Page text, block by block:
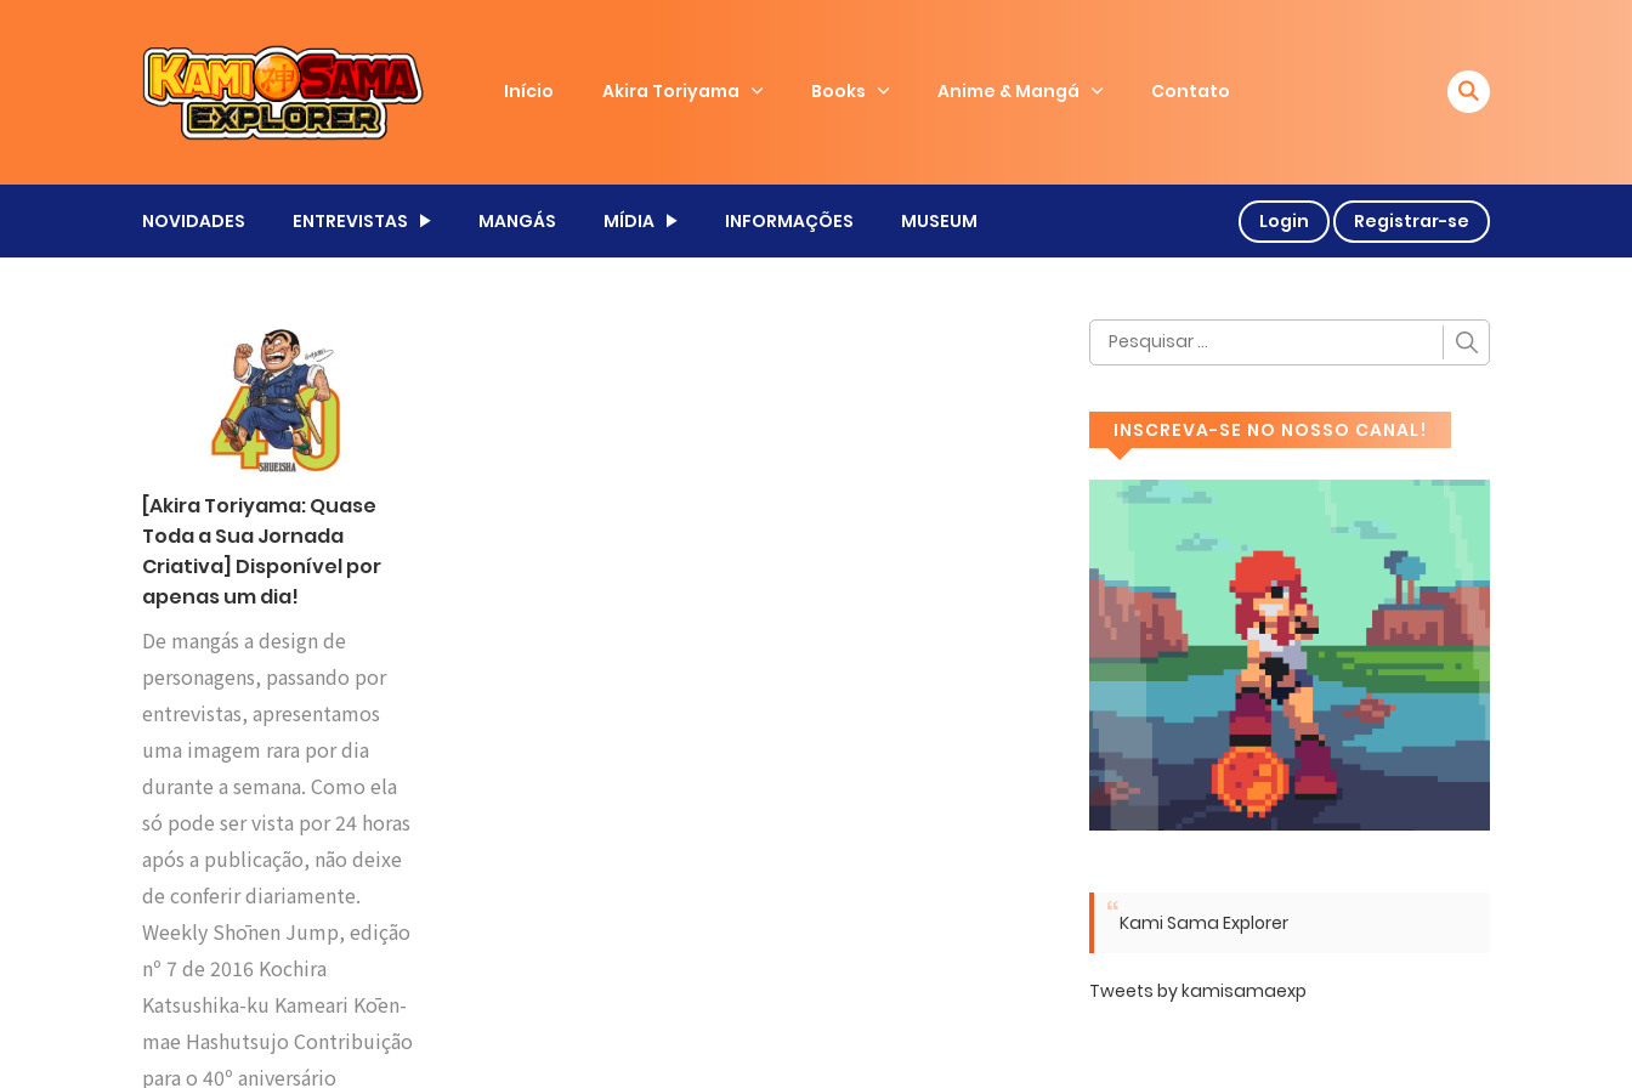
Início Akira Toriyama Books Anime & Mangá Contato
NOVIDADES ENTREVISTAS MANGÁS MÍDIA INFORMAÇÕES MUSEUM Login Registrar-se
[Akira Toriyama: Quase
Toda a Sua Jornada
Criativa] Disponível por
apenas um dia!
De mangás a design de
personagens, passando por
entrevistas, apresentamos
uma imagem rara por dia
durante a semana. Como ela
só pode ser vista por 24 horas
após a publicação, não deixe
de conferir diariamente.
Weekly Shōnen Jump, edição
nº 7 de 2016 Kochira
Katsushika-ku Kameari Kōen-
mae Hashutsujo Contribuição
para o 40º aniversário
INSCREVA-SE NO NOSSO CANAL!
Kami Sama Explorer
Tweets by kamisamaexp